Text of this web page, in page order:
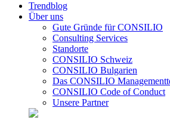
Trendblog
Über uns
Gute Gründe für CONSILIO
Consulting Services
Standorte
CONSILIO Schweiz
CONSILIO Bulgarien
Das CONSILIO
CONSILIO Code of Conduct
Unsere Partner